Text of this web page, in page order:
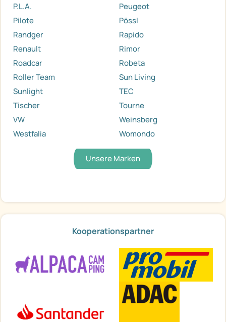
P.L.A.
Peugeot
Pilote
Pössl
Randger
Rapido
Renault
Rimor
Roadcar
Robeta
Roller Team
Sun Living
Sunlight
TEC
Tischer
Tourne
VW
Weinsberg
Westfalia
Womondo
Unsere Marken
Kooperationspartner